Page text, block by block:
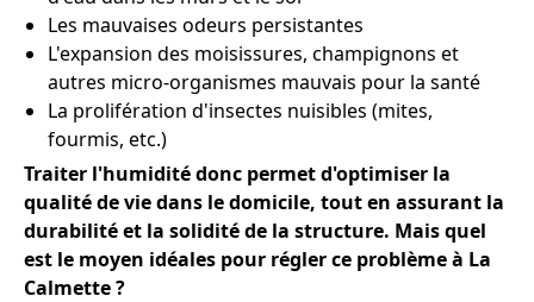
Les mauvaises odeurs persistantes
L'expansion des moisissures, champignons et
autres micro-organismes mauvais pour la santé
La prolifération d'insectes nuisibles (mites,
fourmis, etc.)
Traiter l'humidité donc permet d'optimiser la
qualité de vie dans le domicile, tout en assurant la
durabilité et la solidité de la structure. Mais quel
est le moyen idéales pour régler ce problème à La
Calmette ?